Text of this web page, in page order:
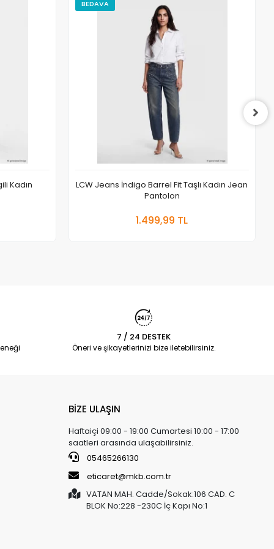
Kadın
BEDAVA
LCW Jeans İndigo Barrel Fit Taşlı Kadın Jean
Pantolon
1.499,99 TL
7 / 24 DESTEK
Öneri ve şikayetlerinizi bize iletebilirsiniz.
BİZE ULAŞIN
Haftaiçi 09:00 - 19:00 Cumartesi 10:00 - 17:00
saatleri arasında ulaşabilirsiniz.
05465266130
eticaret@mkb.com.tr
VATAN MAH. Cadde/Sokak:106 CAD. C
BLOK No:228 -230C İç Kapı No:1